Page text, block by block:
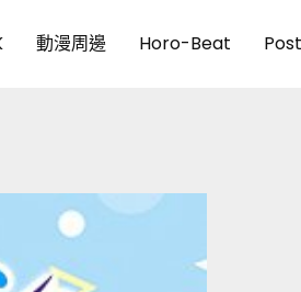
動漫周邊 Horo-Beat Post